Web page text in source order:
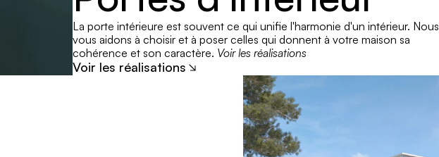
La porte intérieure est souvent ce qui unifie l'harmonie d'un intérieur. Nous
vous aidons à choisir et à poser celles qui donnent à votre maison sa
cohérence et son caractère. Voir les réalisations
Voir les réalisations